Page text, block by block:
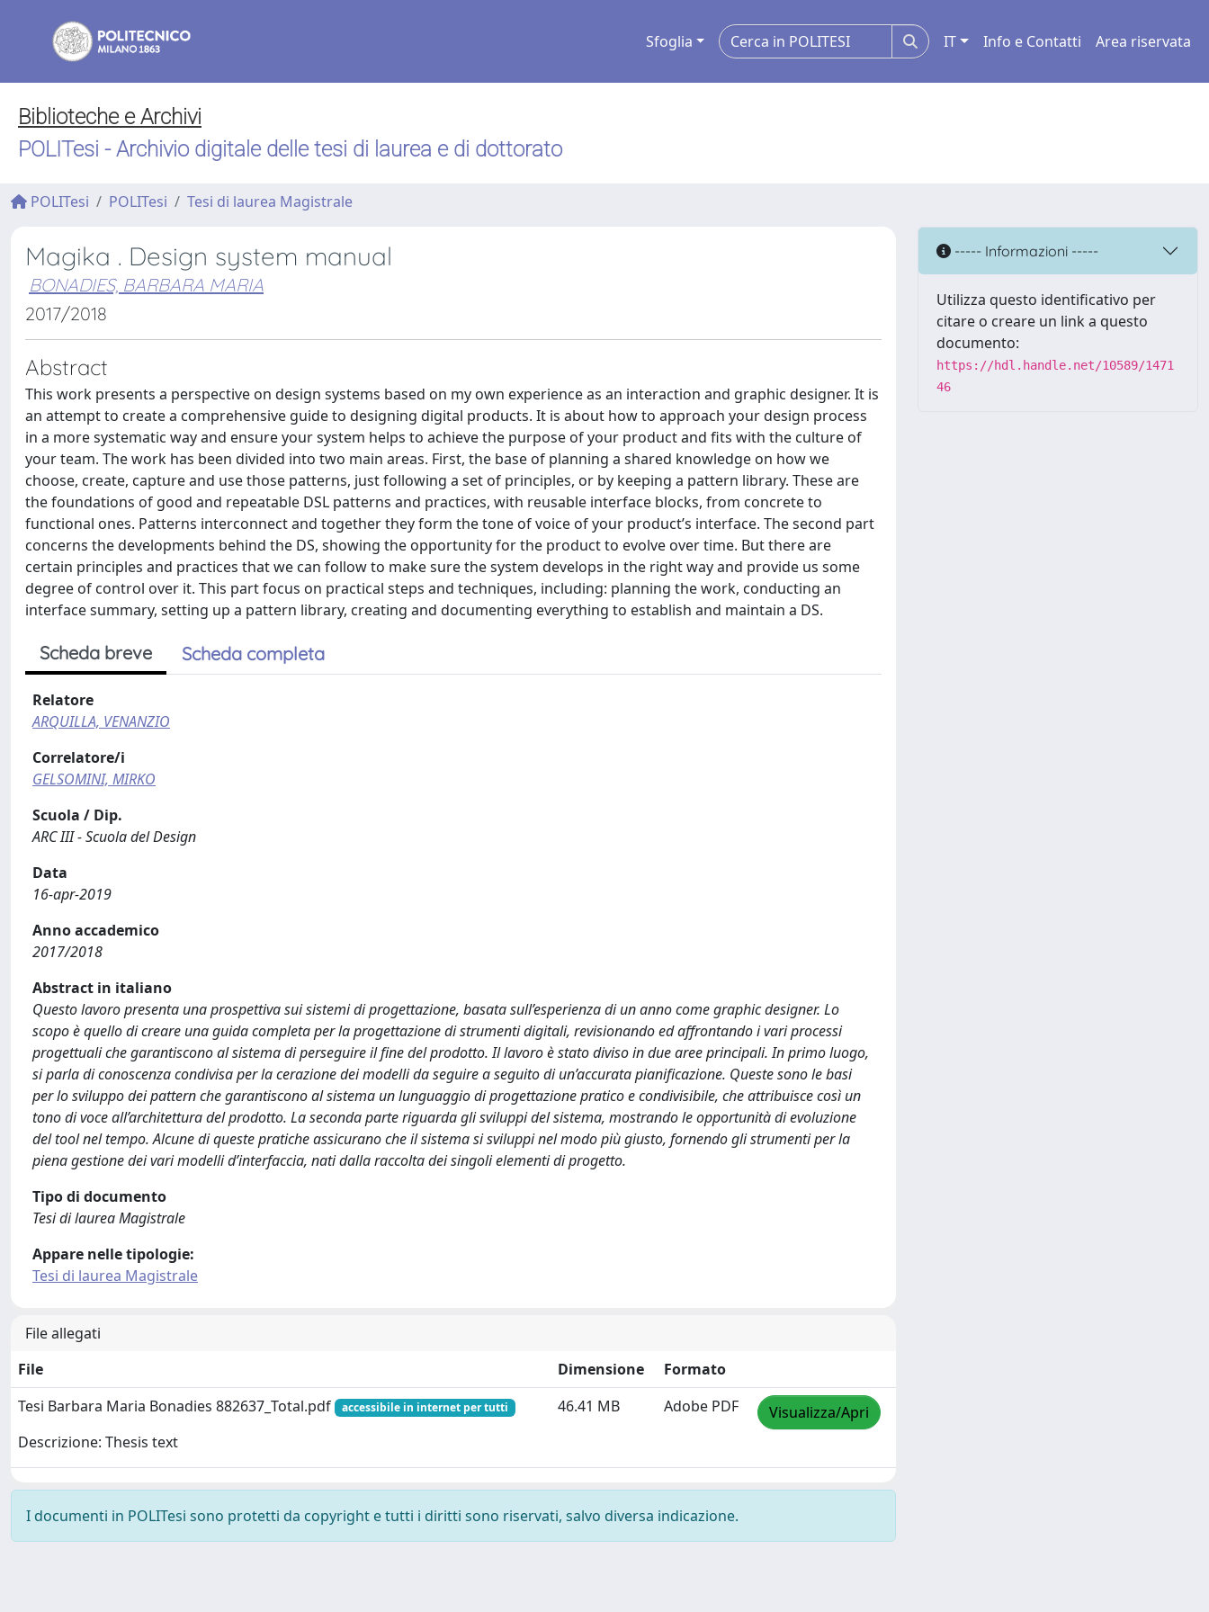
Sfoglia IT Info e Contatti Area riservata
Biblioteche e Archivi
POLITesi - Archivio digitale delle tesi di laurea e di dottorato
POLITesi POLITesi Tesi di laurea Magistrale
Magika . Design system manual
BONADIES, BARBARA MARIA
2017/2018
Abstract
This work presents a perspective on design systems based on my own experience as an interaction and graphic designer. It is
an attempt to create a comprehensive guide to designing digital products. It is about how to approach your design process
in a more systematic way and ensure your system helps to achieve the purpose of your product and fits with the culture of
your team. The work has been divided into two main areas. First, the base of planning a shared knowledge on how we
choose, create, capture and use those patterns, just following a set of principles, or by keeping a pattern library. These are
the foundations of good and repeatable DSL patterns and practices, with reusable interface blocks, from concrete to
functional ones. Patterns interconnect and together they form the tone of voice of your product’s interface. The second part
concerns the developments behind the DS, showing the opportunity for the product to evolve over time. But there are
certain principles and practices that we can follow to make sure the system develops in the right way and provide us some
degree of control over it. This part focus on practical steps and techniques, including: planning the work, conducting an
interface summary, setting up a pattern library, creating and documenting everything to establish and maintain a DS.
Scheda breve Scheda completa
Relatore
ARQUILLA, VENANZIO
Correlatore/i
GELSOMINI, MIRKO
Scuola / Dip.
ARC III - Scuola del Design
Data
16-apr-2019
Anno accademico
2017/2018
Abstract in italiano
Questo lavoro presenta una prospettiva sui sistemi di progettazione, basata sull’esperienza di un anno come graphic designer. Lo
scopo è quello di creare una guida completa per la progettazione di strumenti digitali, revisionando ed affrontando i vari processi
progettuali che garantiscono al sistema di perseguire il fine del prodotto. Il lavoro è stato diviso in due aree principali. In primo luogo,
si parla di conoscenza condivisa per la cerazione dei modelli da seguire a seguito di un’accurata pianificazione. Queste sono le basi
per lo sviluppo dei pattern che garantiscono al sistema un lunguaggio di progettazione pratico e condivisibile, che attribuisce così un
tono di voce all’architettura del prodotto. La seconda parte riguarda gli sviluppi del sistema, mostrando le opportunità di evoluzione
del tool nel tempo. Alcune di queste pratiche assicurano che il sistema si sviluppi nel modo più giusto, fornendo gli strumenti per la
piena gestione dei vari modelli d’interfaccia, nati dalla raccolta dei singoli elementi di progetto.
Tipo di documento
Tesi di laurea Magistrale
Appare nelle tipologie:
Tesi di laurea Magistrale
File allegati
File
Dimensione
Formato
Tesi Barbara Maria Bonadies 882637_Total.pdf
accessibile in internet per tutti
Descrizione: Thesis text
46.41 MB Adobe PDF Visualizza/Apri
I documenti in POLITesi sono protetti da copyright e tutti i diritti sono riservati, salvo diversa indicazione.
----- Informazioni -----
Utilizza questo identificativo per
citare o creare un link a questo
documento:
https://hdl.handle.net/10589/1471
46